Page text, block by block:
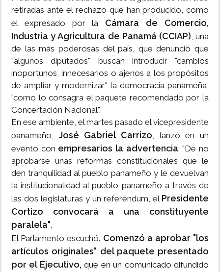
retiradas ante el rechazo que han producido, como
el expresado por la Cámara de Comercio,
Industria y Agricultura de Panamá (CCIAP), una
de las más poderosas del país, que denunció que
"algunos diputados" buscan introducir "cambios
inoportunos, innecesarios o ajenos a los propósitos
de ampliar y modernizar" la democracia panameña,
"como lo consagra el paquete recomendado por la
Concertación Nacional".
En ese ambiente, el martes pasado el vicepresidente
panameño, José Gabriel Carrizo, lanzó en un
evento con empresarios la advertencia: "De no
aprobarse unas reformas constitucionales que le
den tranquilidad al pueblo panameño y le devuelvan
la institucionalidad al pueblo panameño a través de
las dos legislaturas y un referéndum, el Presidente
Cortizo convocará a una constituyente
paralela".
El Parlamento escuchó. Comenzó a aprobar "los
artículos originales" del paquete presentado
por el Ejecutivo,que en un comunicado difundido